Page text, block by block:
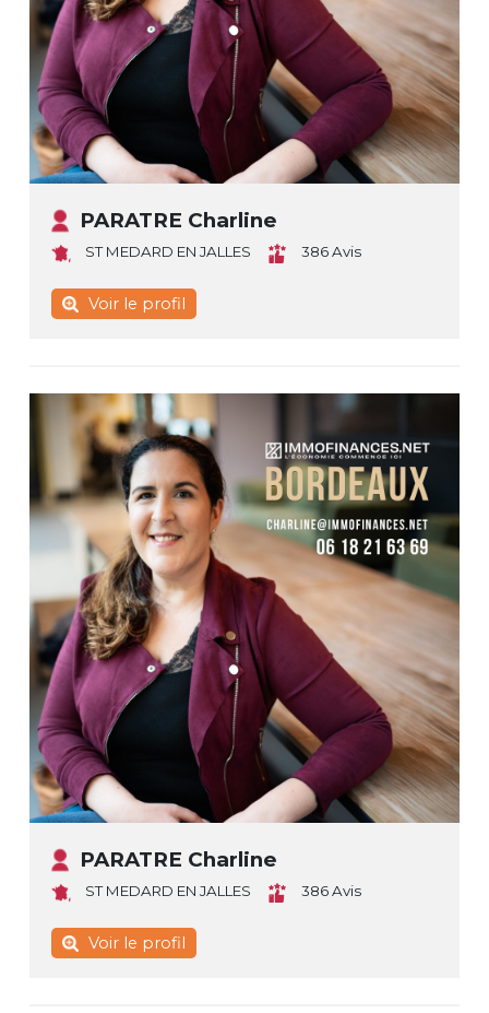
PARATRE Charline
ST MEDARD EN JALLES 386 Avis
Voir le profil
PARATRE Charline
ST MEDARD EN JALLES 386 Avis
Voir le profil